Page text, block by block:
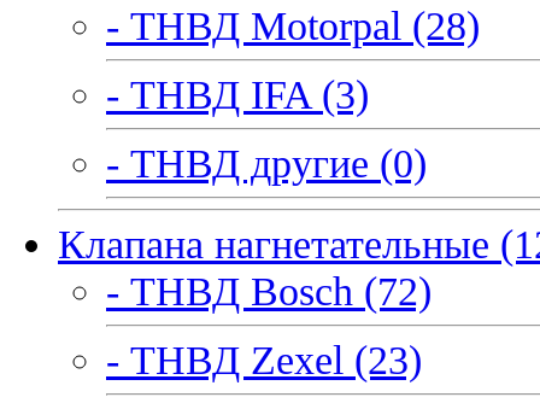
- ТНВД Motorpal (28)
- ТНВД IFA (3)
- ТНВД другие (0)
Клапана нагнетательные
- ТНВД Bosch (72)
- ТНВД Zexel (23)